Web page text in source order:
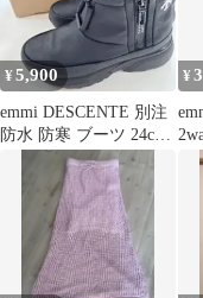
¥5,900
emmi DESCENTE 別注
防水 防寒 ブーツ 24cm
¥